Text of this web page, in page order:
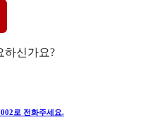
하신가요?
로 전화주세요.